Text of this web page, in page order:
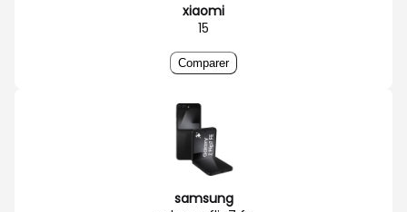
xiaomi
15
Comparer
samsung